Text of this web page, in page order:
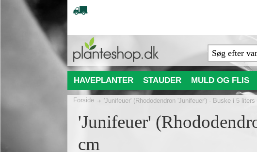
HAVEPLANTER STAUDER MULD OG FLIS
Forside 'Junifeuer' (Rhododendron 'Junifeuer') - Buske i 5
'Junifeuer'
cm